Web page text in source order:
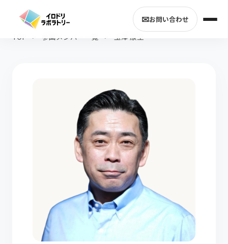
✉お問い合わせ
TOP > 参画メンバー一覧 > 玉澤 康至